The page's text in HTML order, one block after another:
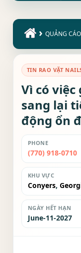
› QUẢNG
TIN RAO VẶT
Vì có
sang lại
động ổn
PHONE
(770) 918-0710
KHU VỰC
Conyers,
NGÀY HẾT HẠN
June-11-2027